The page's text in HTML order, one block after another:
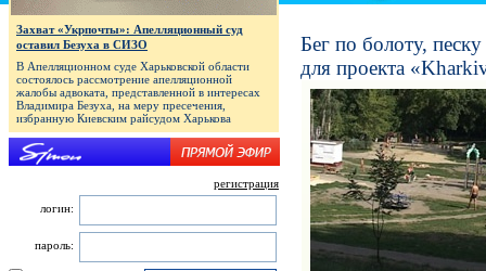
Бег по болоту,
для проекта
Захват «Укрпочты»: Апелляционный суд
оставил Безуха в СИЗО
В Апелляционном суде Харьковской области
состоялось рассмотрение апелляционной
жалобы адвоката, представленной в интересах
Владимира Безуха, на меру пресечения,
избранную Киевским райсудом Харькова
регистрация
логин:
пароль: